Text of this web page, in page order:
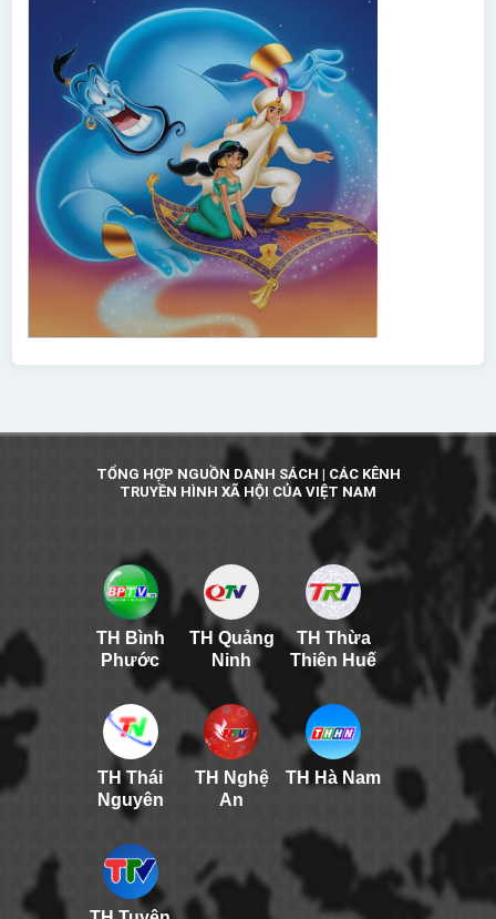
TỔNG HỢP NGUỒN DANH SÁCH | CÁC KÊNH
TRUYỀN HÌNH XÃ HỘI CỦA VIỆT NAM
TH Bình
Phước
TH Quảng
Ninh
TH Thừa
Thiên Huế
TH Thái
Nguyên
TH Nghệ
An
TH Hà Nam